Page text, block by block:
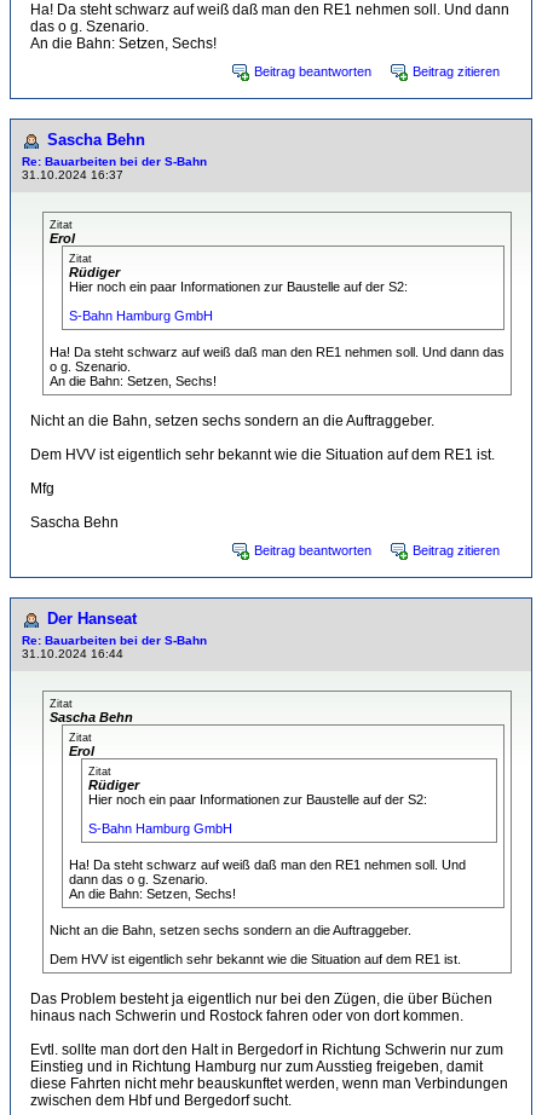
Ha! Da steht schwarz auf weiß daß man den RE1 nehmen soll. Und dann
das o g. Szenario.
An die Bahn: Setzen, Sechs!
Beitrag beantworten Beitrag zitieren
Sascha Behn
Re: Bauarbeiten bei der S-Bahn
31.10.2024 16:37
Zitat
Erol
Zitat
Rüdiger
Hier noch ein paar Informationen zur Baustelle auf der S2:
S-Bahn Hamburg GmbH
Ha! Da steht schwarz auf weiß daß man den RE1 nehmen soll. Und dann das
o g. Szenario.
An die Bahn: Setzen, Sechs!
Nicht an die Bahn, setzen sechs sondern an die Auftraggeber.
Dem HVV ist eigentlich sehr bekannt wie die Situation auf dem RE1 ist.
Mfg
Sascha Behn
Beitrag beantworten Beitrag zitieren
Der Hanseat
Re: Bauarbeiten bei der S-Bahn
31.10.2024 16:44
Zitat
Sascha Behn
Zitat
Erol
Zitat
Rüdiger
Hier noch ein paar Informationen zur Baustelle auf der S2:
S-Bahn Hamburg GmbH
Ha! Da steht schwarz auf weiß daß man den RE1 nehmen soll. Und
dann das o g. Szenario.
An die Bahn: Setzen, Sechs!
Nicht an die Bahn, setzen sechs sondern an die Auftraggeber.
Dem HVV ist eigentlich sehr bekannt wie die Situation auf dem RE1 ist.
Das Problem besteht ja eigentlich nur bei den Zügen, die über Büchen
hinaus nach Schwerin und Rostock fahren oder von dort kommen.
Evtl. sollte man dort den Halt in Bergedorf in Richtung Schwerin nur zum
Einstieg und in Richtung Hamburg nur zum Ausstieg freigeben, damit
diese Fahrten nicht mehr beauskunftet werden, wenn man Verbindungen
zwischen dem Hbf und Bergedorf sucht.